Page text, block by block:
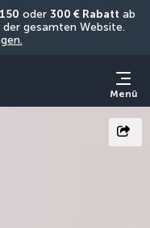
oder 300 € Rabatt ab
Menü